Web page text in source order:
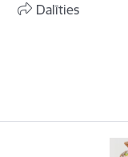
Dalīties